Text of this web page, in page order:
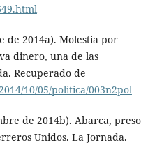
de 2014a). Molestia por
dinero, una de las
Recuperado de
10/05/politica/003n2pol
de 2014b). Abarca, preso
Unidos. La Jornada.